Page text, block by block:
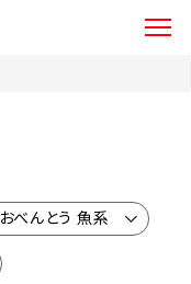
おべんとう 魚系